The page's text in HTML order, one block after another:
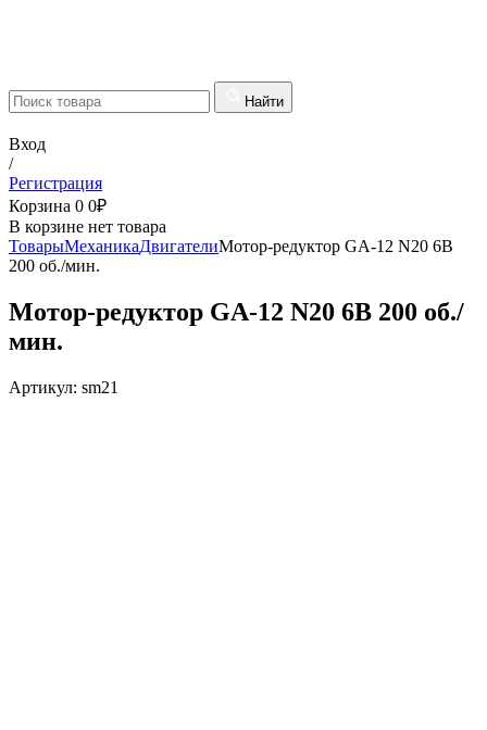
Найти
Вход
/
Регистрация
Корзина 0 0₽
В корзине нет товара
ТоварыМеханикаДвигателиМотор-редуктор GA-12 N20 6В
200 об./мин.
Мотор-редуктор GA-12 N20 6В 200 об./
мин.
Артикул: sm21